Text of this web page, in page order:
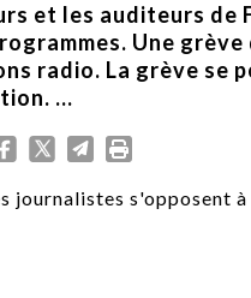
et les auditeurs de
Une
radio. La grève se
...